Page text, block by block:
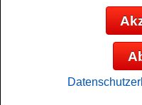
▲
Bergzeit
gewinnen